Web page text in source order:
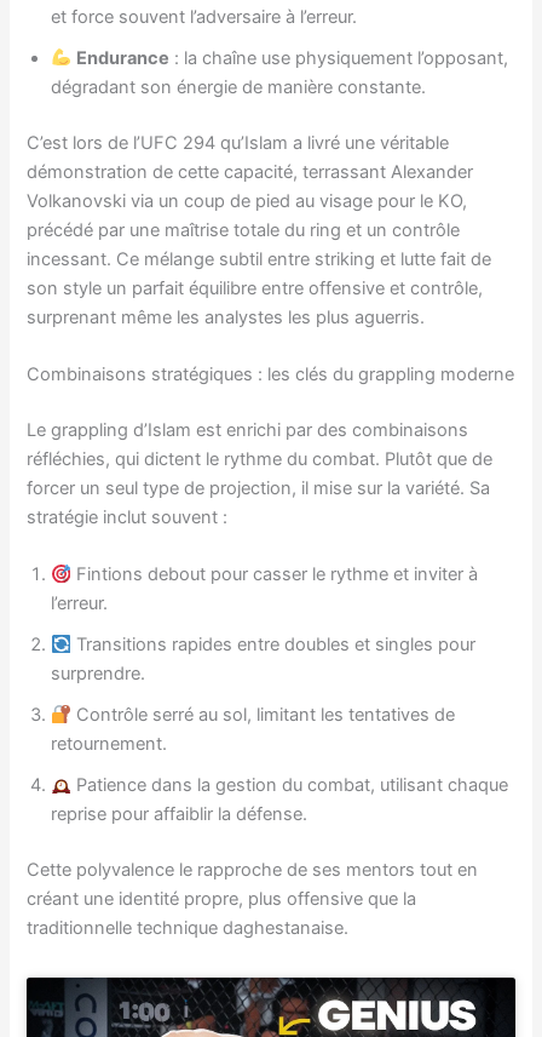
et force souvent l’adversaire à l’erreur.
Endurance : la chaîne use physiquement l’opposant,
dégradant son énergie de manière constante.
C’est lors de l’UFC 294 qu’Islam a livré une véritable
démonstration de cette capacité, terrassant Alexander
Volkanovski via un coup de pied au visage pour le KO,
précédé par une maîtrise totale du ring et un contrôle
incessant. Ce mélange subtil entre striking et lutte fait de
son style un parfait équilibre entre offensive et contrôle,
surprenant même les analystes les plus aguerris.
Combinaisons stratégiques : les clés du grappling moderne
Le grappling d’Islam est enrichi par des combinaisons
réfléchies, qui dictent le rythme du combat. Plutôt que de
forcer un seul type de projection, il mise sur la variété. Sa
stratégie inclut souvent :
Fintions debout pour casser le rythme et inviter à
l’erreur.
Transitions rapides entre doubles et singles pour
surprendre.
Contrôle serré au sol, limitant les tentatives de
retournement.
Patience dans la gestion du combat, utilisant chaque
reprise pour affaiblir la défense.
Cette polyvalence le rapproche de ses mentors tout en
créant une identité propre, plus offensive que la
traditionnelle technique daghestanaise.